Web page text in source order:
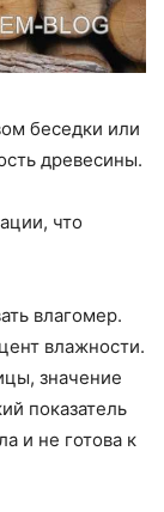
беседки или
древесины.
что
влагомер.
влажности.
значение
показатель
и не готова к